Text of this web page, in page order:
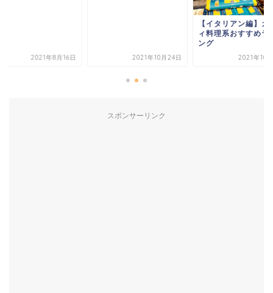
2021年8月16日 2021年10月24日
【イタリアン編】カ
ィ料理系おすすめラ
ング
2021年10
スポンサーリンク